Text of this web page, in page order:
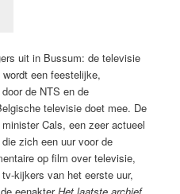
uit in Bussum: de televisie
een feestelijke,
de NTS en de
televisie doet mee. De
Cals, een zeer actueel
zich een uur voor de
op film over televisie,
kijkers van het eerste uur,